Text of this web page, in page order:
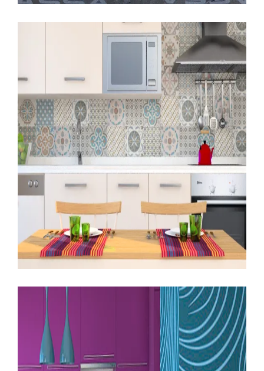
COCINAS DECORACION
MATERIALES PRADO DE LA VEGA
Revestimiento cerámicos, Edificio
Lúmina
LEER MÁS
COCINAS
EDIFICIO LÚMINA INFOGRAFÍAS PRADO DE LA VEGA
Salón-cocina, vivienda dos
dormitorios, Edificio Lúmina.